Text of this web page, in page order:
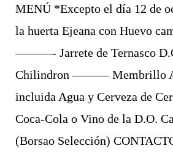
MENÚ *Excepto el día 12 de
la huerta Ejeana con Huevo
———- Jarrete de Ternasco
Chilindron ——— Membrillo
incluida Agua y Cerveza de
Coca-Cola o Vino de la D.O.
(Borsao Selección)